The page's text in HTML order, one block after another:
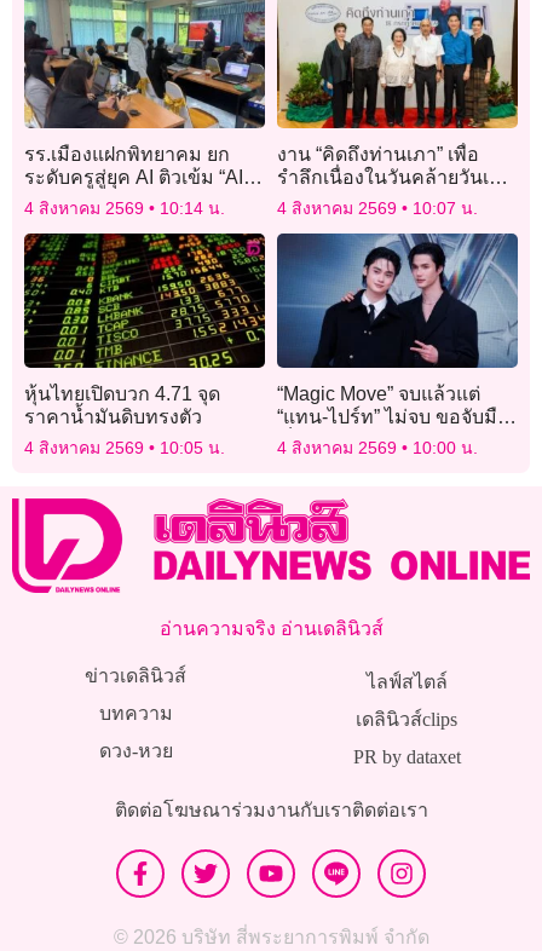
รร.เมืองแฝกพิทยาคม ยก
ระดับครูสู่ยุค AI ติวเข้ม “AI
for Teachers” พัฒนาการ
4 สิงหาคม 2569 10:14 น.
งาน “คิดถึงท่านเภา” เพื่อ
รำลึกเนื่องในวันคล้ายวันเกิด
ของ พล.ต.อ.เภา สารสิน
4 สิงหาคม 2569 10:07 น.
หุ้นไทยเปิดบวก 4.71 จุด
ราคาน้ำมันดิบทรงตัว
4 สิงหาคม 2569 10:05 น.
“Magic Move” จบแล้วแต่
“แทน-ไปร์ท” ไม่จบ ขอจับมือ
เป็นพาร์ตเนอร์ลุยงานต่อ
4 สิงหาคม 2569 10:00 น.
อ่านความจริง อ่านเดลินิวส์
ข่าวเดลินิวส์
บทความ
ดวง-หวย
ไลฟ์สไตล์
เดลินิวส์clips
PR by dataxet
ติดต่อโฆษณาร่วมงานกับเราติดต่อเรา
© 2026 บริษัท สี่พระยาการพิมพ์ จำกัด